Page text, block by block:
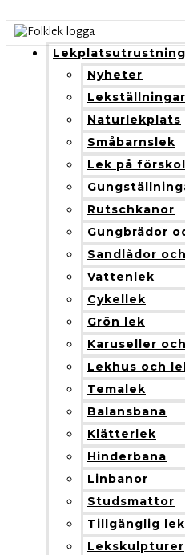
Lekplatsutrustning
Nyheter
Lekställningar
Naturlekplats
Småbarnslek
Lek på
Rutschkanor
Gungbrädor
Sandlådor
Vattenlek
Cykellek
Grön lek
Karuseller
Lekhus och
Temalek
Balansbana
Klätterlek
Hinderbana
Linbanor
Studsmattor
Tillgänglig lek
Lekskulpturer